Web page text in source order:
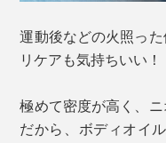
運動後などの火照っ
リケアも気持ちいい！
極めて密度が高く、
だから、ボディオイ